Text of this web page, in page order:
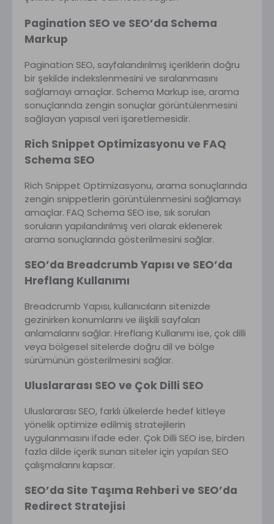
Pagination SEO ve SEO’da Schema
Markup
Pagination SEO, sayfalandırılmış içeriklerin doğru
bir şekilde indekslenmesini ve sıralanmasını
sağlamayı amaçlar. Schema Markup ise, arama
sonuçlarında zengin sonuçlar görüntülenmesini
sağlayan yapısal veri işaretlemesidir.
Rich Snippet Optimizasyonu ve FAQ
Schema SEO
Rich Snippet Optimizasyonu, arama sonuçlarında
zengin snippetlerin görüntülenmesini sağlamayı
amaçlar. FAQ Schema SEO ise, sık sorulan
soruların yapılandırılmış veri olarak eklenerek
arama sonuçlarında gösterilmesini sağlar.
SEO’da Breadcrumb Yapısı ve SEO’da
Hreflang Kullanımı
Breadcrumb Yapısı, kullanıcıların sitenizde
gezinirken konumlarını ve ilişkili sayfaları
anlamalarını sağlar. Hreflang Kullanımı ise, çok dilli
veya bölgesel sitelerde doğru dil ve bölge
sürümünün gösterilmesini sağlar.
Uluslararası SEO ve Çok Dilli SEO
Uluslararası SEO, farklı ülkelerde hedef kitleye
yönelik optimize edilmiş stratejilerin
uygulanmasını ifade eder. Çok Dilli SEO ise, birden
fazla dilde içerik sunan siteler için yapılan SEO
çalışmalarını kapsar.
SEO’da Site Taşıma Rehberi ve SEO’da
Redirect Stratejisi